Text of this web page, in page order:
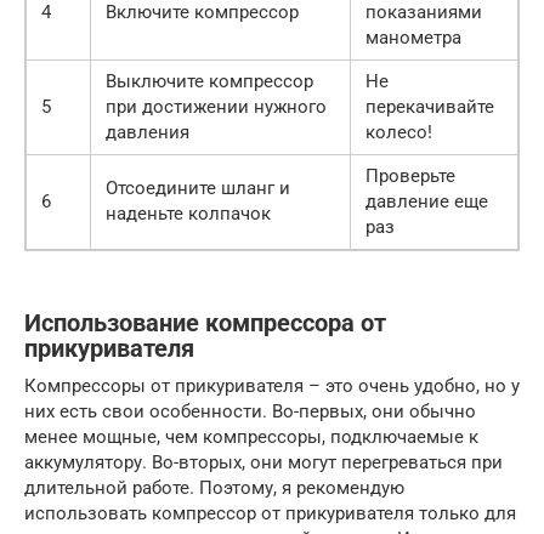
4 Включите компрессор
показаниями
манометра
5
Выключите компрессор
при достижении нужного
давления
Не
перекачивайте
колесо!
6
Отсоедините шланг и
наденьте колпачок
Проверьте
давление еще
раз
Использование компрессора от
прикуривателя
Компрессоры от прикуривателя – это очень удобно, но у
них есть свои особенности. Во-первых, они обычно
менее мощные, чем компрессоры, подключаемые к
аккумулятору. Во-вторых, они могут перегреваться при
длительной работе. Поэтому, я рекомендую
использовать компрессор от прикуривателя только для